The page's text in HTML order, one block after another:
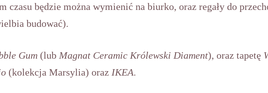
czasu będzie można wymienić na biurko, oraz regały do
budować).
Gum (lub Magnat Ceramic Królewski Diament), oraz tapetę
(kolekcja Marsylia) oraz IKEA.